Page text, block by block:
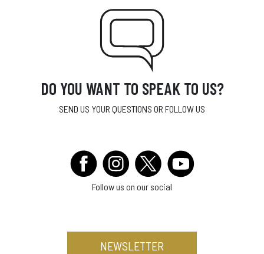
DO YOU WANT TO SPEAK TO US?
SEND US YOUR QUESTIONS OR FOLLOW US
Follow us on our social
NEWSLETTER